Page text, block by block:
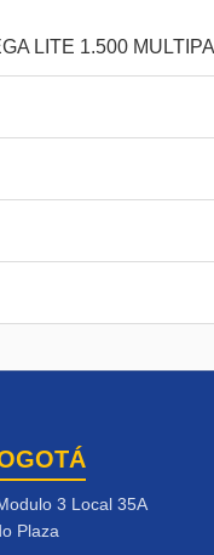
3 Local 35A
Plaza